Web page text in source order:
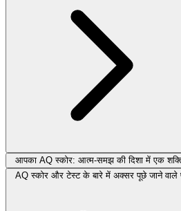
आपका AQ स्कोर: आत्म-समझ की दिशा में एक
AQ स्कोर और टेस्ट के बारे में अक्सर पूछे जाने वाले